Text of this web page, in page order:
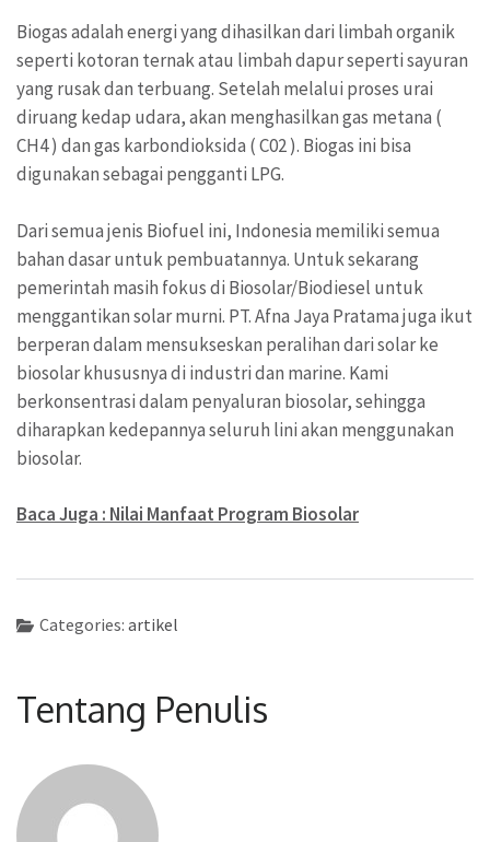
Biogas adalah energi yang dihasilkan dari limbah organik
seperti kotoran ternak atau limbah dapur seperti sayuran
yang rusak dan terbuang. Setelah melalui proses urai
diruang kedap udara, akan menghasilkan gas metana (
CH4 ) dan gas karbondioksida ( C02 ). Biogas ini bisa
digunakan sebagai pengganti LPG.
Dari semua jenis Biofuel ini, Indonesia memiliki semua
bahan dasar untuk pembuatannya. Untuk sekarang
pemerintah masih fokus di Biosolar/Biodiesel untuk
menggantikan solar murni. PT. Afna Jaya Pratama juga ikut
berperan dalam mensukseskan peralihan dari solar ke
biosolar khususnya di industri dan marine. Kami
berkonsentrasi dalam penyaluran biosolar, sehingga
diharapkan kedepannya seluruh lini akan menggunakan
biosolar.
Baca Juga : Nilai Manfaat Program Biosolar
Categories: artikel
Tentang Penulis